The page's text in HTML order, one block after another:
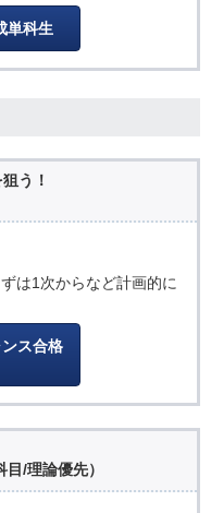
単科生
う！
は1次からなど計画的に
ス合格
/理論優先）